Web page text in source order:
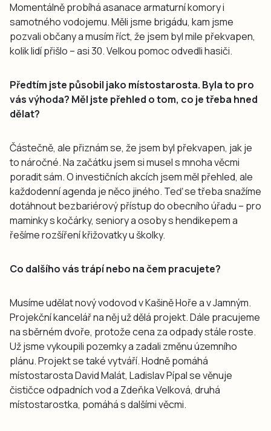
Momentálně probíhá asanace armaturní komory i
samotného vodojemu. Měli jsme brigádu, kam jsme
pozvali občany a musím říct, že jsem byl mile překvapen,
kolik lidí přišlo – asi 30. Velkou pomoc odvedli hasiči.
Předtím jste působil jako místostarosta. Byla to pro
vás výhoda? Měl jste přehled o tom, co je třeba hned
dělat?
Částečně, ale přiznám se, že jsem byl překvapen, jak je
to náročné. Na začátku jsem si musel s mnoha věcmi
poradit sám. O investičních akcích jsem měl přehled, ale
každodenní agenda je něco jiného. Teď se třeba snažíme
dotáhnout bezbariérový přístup do obecního úřadu – pro
maminky s kočárky, seniory a osoby s hendikepem a
řešíme rozšíření křižovatky u školky.
Co dalšího vás trápí nebo na čem pracujete?
Musíme udělat nový vodovod v Kašině Hoře a v Jamným.
Projekční kancelář na něj už dělá projekt. Dále pracujeme
na sběrném dvoře, protože cena za odpady stále roste.
Už jsme vykoupili pozemky a zadali změnu územního
plánu. Projekt se také vytváří. Hodně pomáhá
místostarosta David Malát, Ladislav Pípal se věnuje
čističce odpadních vod a Zdeňka Velková, druhá
místostarostka, pomáhá s dalšími věcmi.